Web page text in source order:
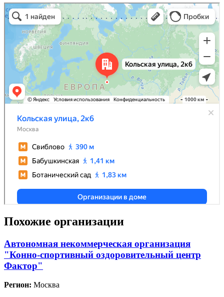
Похожие организации
Автономная некоммерческая организация
"Конно-спортивный оздоровительный центр
Фактор"
Регион: Москва